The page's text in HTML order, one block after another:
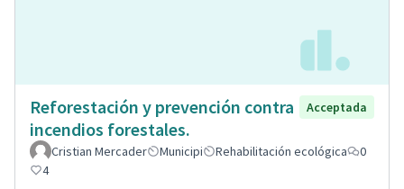
Reforestación y prevención contra
incendios forestales.
Acceptada
Cristian Mercader Municipi Rehabilitación ecológica
0
4